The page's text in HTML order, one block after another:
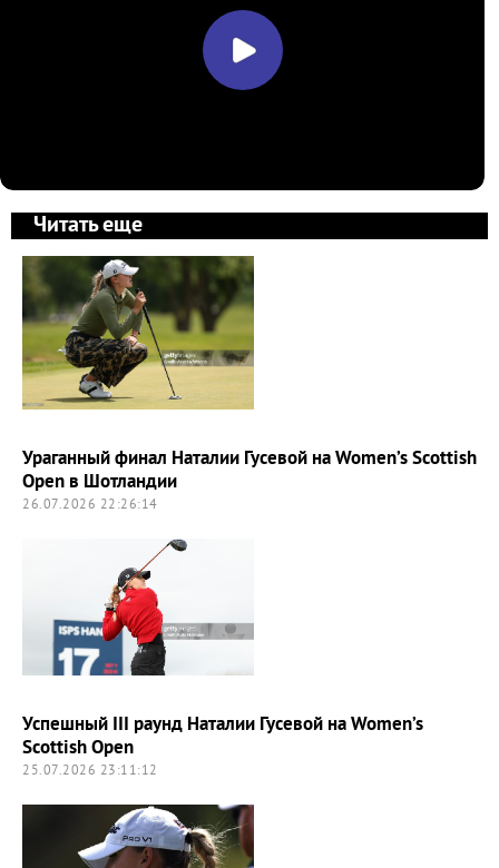
Читать еще
Ураганный финал Наталии Гусевой на Women’s Scottish
Open в Шотландии
26.07.2026 22:26:14
Успешный III раунд Наталии Гусевой на Women’s
Scottish Open
25.07.2026 23:11:12